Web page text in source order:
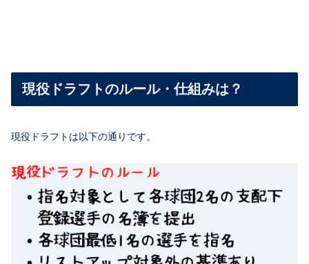
現役ドラフトのルール・仕組みは？
現役ドラフトは以下の通りです。